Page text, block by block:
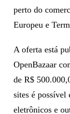
perto do
Europeu e
A oferta está
OpenBazaar
de R$
sites é possível
eletrônicos e